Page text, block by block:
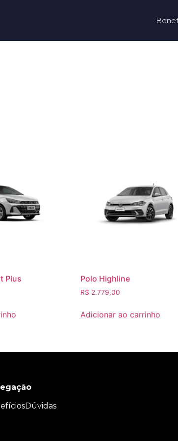
Plus Polo Highline
R$ 2.779,00
Adicionar ao carrinho
Dúvidas